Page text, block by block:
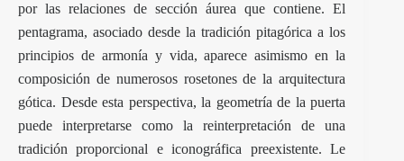
por las relaciones de sección áurea que contiene. El
pentagrama, asociado desde la tradición pitagórica a los
principios de armonía y vida, aparece asimismo en la
composición de numerosos rosetones de la arquitectura
gótica. Desde esta perspectiva, la geometría de la puerta
puede interpretarse como la reinterpretación de una
tradición proporcional e iconográfica preexistente. Le